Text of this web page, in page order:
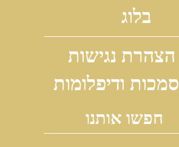
בלוג
הצהרת נגישות
ודיפלומות
חפשו אותנו